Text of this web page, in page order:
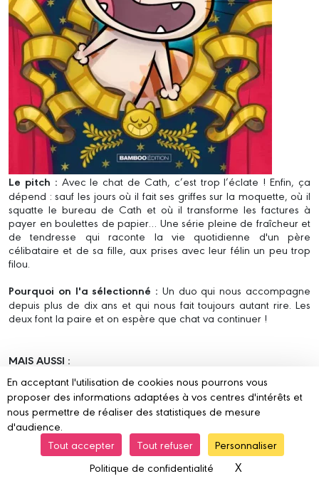
Le pitch : Avec le chat de Cath, c’est trop l’éclate ! Enfin, ça
dépend : sauf les jours où il fait ses griffes sur la moquette, où il
squatte le bureau de Cath et où il transforme les factures à
payer en boulettes de papier… Une série pleine de fraîcheur et
de tendresse qui raconte la vie quotidienne d'un père
célibataire et de sa fille, aux prises avec leur félin un peu trop
filou.
Pourquoi on l'a sélectionné : Un duo qui nous accompagne
depuis plus de dix ans et qui nous fait toujours autant rire. Les
deux font la paire et on espère que chat va continuer !
MAIS AUSSI :
Dans mon village on
mangeait des chats -
histoire complète - Pelaez &
Porcel
En acceptant l'utilisation de cookies nous pourrons vous
proposer des informations adaptées à vos centres d'intérêts et
nous permettre de réaliser des statistiques de mesure
d'audience.
Tout accepter
Tout refuser
Personnaliser
Politique de confidentialité
X